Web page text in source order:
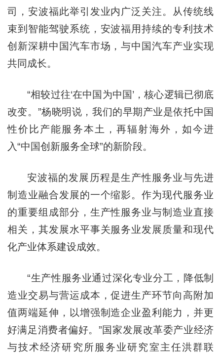
司，安波福此举引发业内广泛关注。从传统线
束到智能驾驶系统，安波福用持续的专利技术
创新深耕中国汽车市场，与中国汽车产业实现
共同成长。
“相较过往‘在中国为中国’，核心逻辑已彻底
改变。”杨晓明说，我们的早期产业是依托中国
性价比产能服务本土，再辐射海外，如今进
入“中国创新服务全球”的新阶段。
安波福的发展历程是生产性服务业与先进
制造业融合发展的一个缩影。作为现代服务业
的重要组成部分，生产性服务业与制造业直接
相关，其发展水平事关服务业发展质量和现代
化产业体系建设成效。
“生产性服务业通过深化专业分工，降低制
造业交易与营运成本，促进生产环节向高附加
值两端延伸，以增强制造企业盈利能力，并更
好满足消费者偏好。”国家发展改革委产业经济
与技术经济研究所服务业研究室主任洪群联